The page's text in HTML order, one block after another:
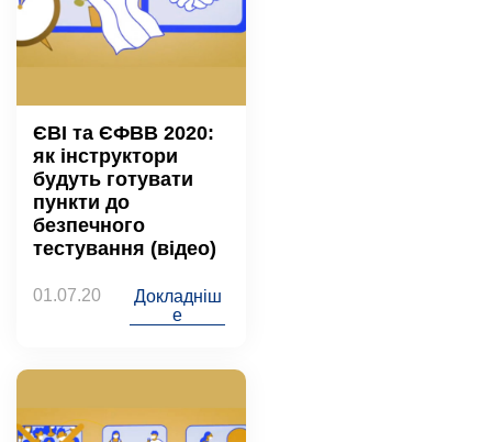
ЄВІ та ЄФВВ 2020:
як інструктори
будуть готувати
пункти до
безпечного
тестування (відео)
01.07.20
Докладніш
е